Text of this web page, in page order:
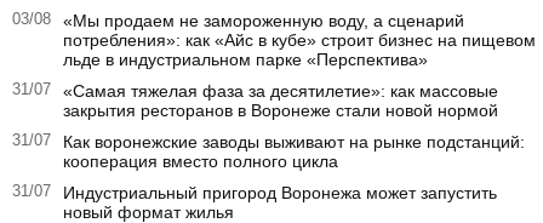
03/08
«Мы продаем не замороженную воду, а сценарий
потребления»: как «Айс в кубе» строит бизнес на пищевом
льде в индустриальном парке «Перспектива»
31/07
«Самая тяжелая фаза за десятилетие»: как массовые
закрытия ресторанов в Воронеже стали новой нормой
31/07
Как воронежские заводы выживают на рынке подстанций:
кооперация вместо полного цикла
31/07
Индустриальный пригород Воронежа может запустить
новый формат жилья